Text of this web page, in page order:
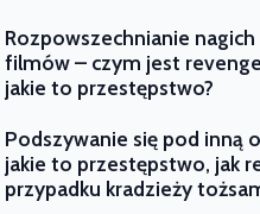
Rozpowszechnianie nagich
filmów – czym jest
jakie to przestępstwo?
Podszywanie się pod inną
jakie to przestępstwo, jak
przypadku kradzieży